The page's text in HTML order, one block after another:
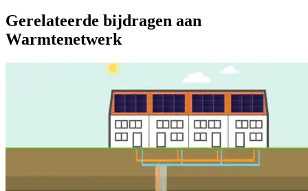
Gerelateerde bijdragen aan
Warmtenetwerk